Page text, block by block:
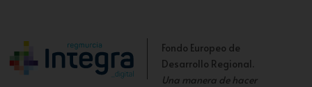
Fondo Europeo de
Desarrollo Regional.
Una manera de hacer